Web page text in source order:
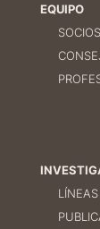
EQUIPO
SOCIOS